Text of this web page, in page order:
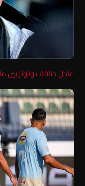
عاجل خناقات وتوتر